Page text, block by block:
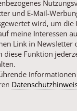
Impressum
und E-Mail-
wird, um die
meine Interessen
Link in Newsletter
diese Funktion